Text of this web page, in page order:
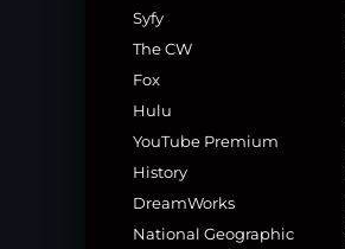
Syfy
The CW
Fox
Hulu
YouTube Premium
History
DreamWorks
National Geographic